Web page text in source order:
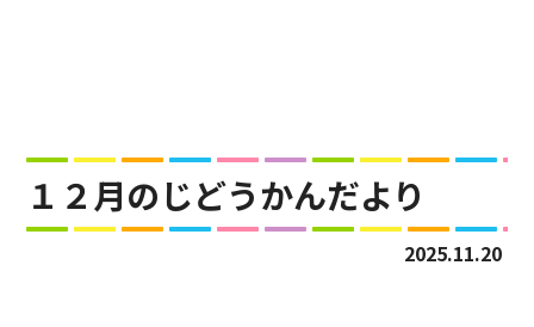
１２月のじどうかんだより
2025.11.20